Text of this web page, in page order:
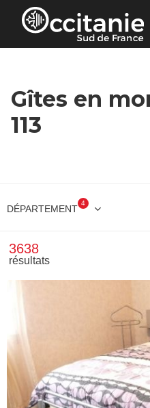
Panneau de gestion des
Gîtes en
113
DÉPARTEMENT
4
3638
résultats